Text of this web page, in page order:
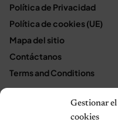
Gestionar
cookies
Política de Privacidad
Política de cookies (UE)
Mapa del sitio
Contáctanos
Terms and Conditions
© 2026